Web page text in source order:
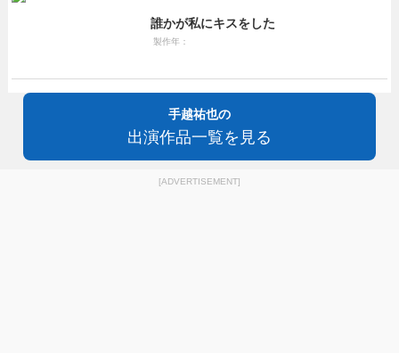
誰かが私にキスをした
製作年：
手越祐也の
出演作品一覧を見る
[ADVERTISEMENT]